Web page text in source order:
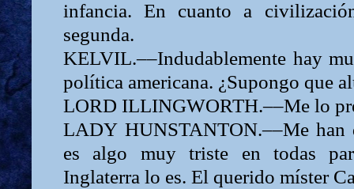
infancia. En cuanto a
segunda.
KELVIL.––Indudablemente hay
política americana. ¿Supongo que
LORD ILLINGWORTH.––Me lo
LADY HUNSTANTON.––Me
es algo muy triste en todas
Inglaterra lo es. El querido míster